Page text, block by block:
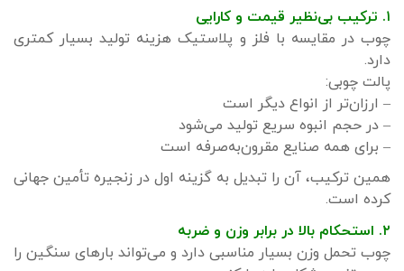
۱. ترکیب بی‌نظیر قیمت و کارایی
چوب در مقایسه با فلز و پلاستیک هزینه تولید بسیار کمتری
دارد.
پالت چوبی:
– ارزان‌تر از انواع دیگر است
– در حجم انبوه سریع تولید می‌شود
– برای همه صنایع مقرون‌به‌صرفه است
همین ترکیب، آن را تبدیل به گزینه اول در زنجیره تأمین جهانی
کرده است.
۲. استحکام بالا در برابر وزن و ضربه
چوب تحمل وزن بسیار مناسبی دارد و می‌تواند بارهای سنگین را